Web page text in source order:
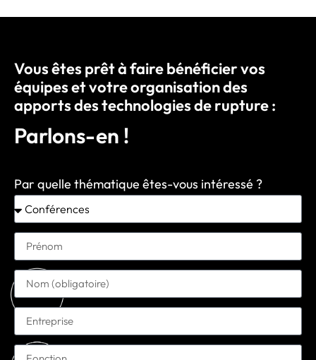
Vous êtes prêt à faire bénéficier vos
équipes et votre organisation des
apports des technologies de rupture :
Parlons-en !
Par quelle thématique êtes-vous intéressé ?